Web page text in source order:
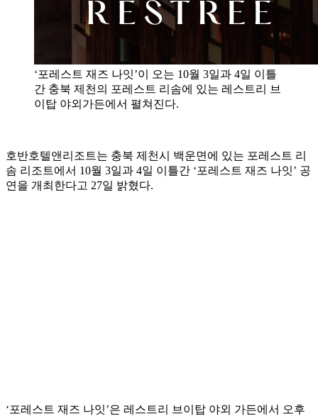
‘포레스트 재즈 나잇’이 오는 10월 3일과 4일 이틀
간 충북 제천의 포레스트 리솜에 있는 레스트리 브
이탑 야외가든에서 펼쳐진다.
호반호텔앤리조트는 충북 제천시 백운면에 있는 포레스트 리
솜 리조트에서 10월 3일과 4일 이틀간 ‘포레스트 재즈 나잇’ 공
연을 개최한다고 27일 밝혔다.
‘포레스트 재즈 나잇’은 레스트리 브이탑 야외 가든에서 오후